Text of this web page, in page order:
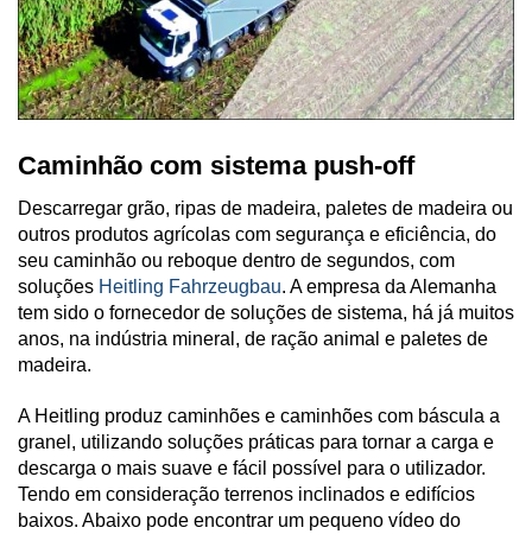
Caminhão com sistema push-off
Descarregar grão, ripas de madeira, paletes de madeira ou
outros produtos agrícolas com segurança e eficiência, do
seu caminhão ou reboque dentro de segundos, com
soluções Heitling Fahrzeugbau. A empresa da Alemanha
tem sido o fornecedor de soluções de sistema, há já muitos
anos, na indústria mineral, de ração animal e paletes de
madeira.
A Heitling produz caminhões e caminhões com báscula a
granel, utilizando soluções práticas para tornar a carga e
descarga o mais suave e fácil possível para o utilizador.
Tendo em consideração terrenos inclinados e edifícios
baixos. Abaixo pode encontrar um pequeno vídeo do